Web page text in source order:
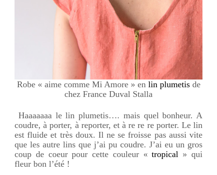
Robe « aime comme Mi Amore » enlin plumetisde
chez France Duval Stalla
Haaaaaaa le lin plumetis…. mais quel bonheur. A
coudre, à porter, à reporter, et à re re re porter. Le lin
est fluide et très doux. Il ne se froisse pas aussi vite
que les autre lins que j’ai pu coudre. J’ai eu un gros
coup de coeur pour cette couleur «tropical » qui
fleur bon l’été !